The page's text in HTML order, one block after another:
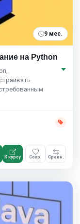
9 мес.
на Python
К курсу Сохр. Сравн.